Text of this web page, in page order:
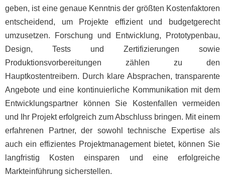
geben, ist eine genaue Kenntnis der größten Kostenfaktoren
entscheidend, um Projekte effizient und budgetgerecht
umzusetzen. Forschung und Entwicklung, Prototypenbau,
Design, Tests und Zertifizierungen sowie
Produktionsvorbereitungen zählen zu den
Hauptkostentreibern. Durch klare Absprachen, transparente
Angebote und eine kontinuierliche Kommunikation mit dem
Entwicklungspartner können Sie Kostenfallen vermeiden
und Ihr Projekt erfolgreich zum Abschluss bringen. Mit einem
erfahrenen Partner, der sowohl technische Expertise als
auch ein effizientes Projektmanagement bietet, können Sie
langfristig Kosten einsparen und eine erfolgreiche
Markteinführung sicherstellen.